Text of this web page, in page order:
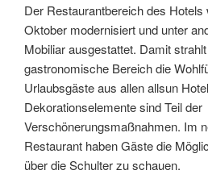
Der Restaurantbereich des Hotels
Oktober modernisiert und unter
Mobiliar ausgestattet. Damit
gastronomische Bereich die
Urlaubsgäste aus allen allsun
Dekorationselemente sind Teil der
Verschönerungsmaßnahmen. Im
Restaurant haben Gäste die
über die Schulter zu schauen.